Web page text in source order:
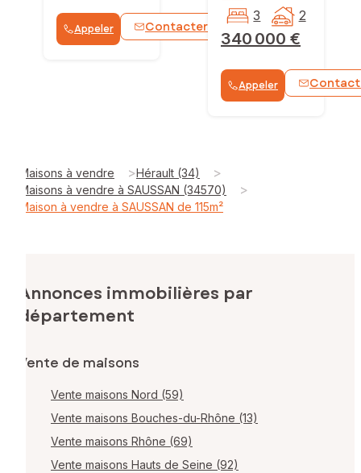
Appeler Contacter WhatsApp
340 000 €
3
2
Appeler
Maisons à vendre >Hérault (34) >
Maisons à vendre à SAUSSAN (34570) >
Maison à vendre à SAUSSAN de 115m²
Annonces immobilières par
département
Vente de maisons
Vente maisons Nord (59)
Vente maisons Bouches-du-Rhône (13)
Vente maisons Rhône (69)
Vente maisons Hauts de Seine (92)